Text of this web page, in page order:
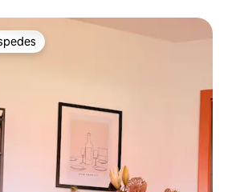
dos hóspedes